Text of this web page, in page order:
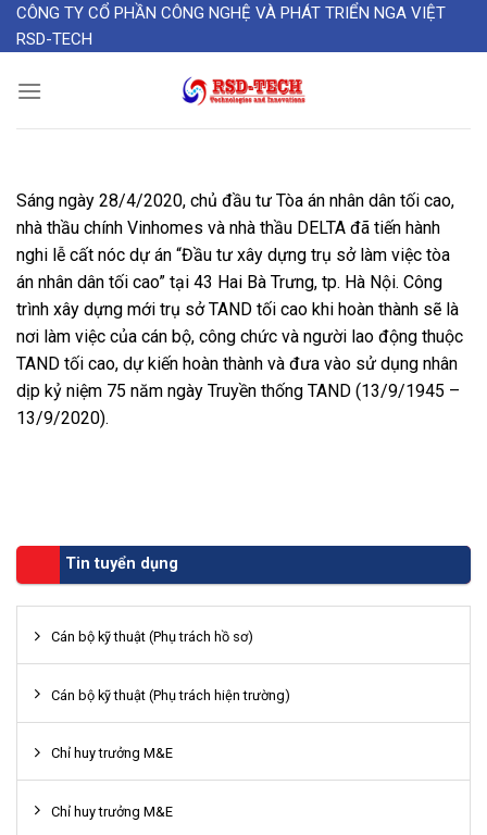
Skip
CÔNG TY CỔ PHẦN CÔNG NGHỆ VÀ PHÁT TRIỂN NGA VIỆT
RSD-TECH
Sáng ngày 28/4/2020, chủ đầu tư Tòa án nhân dân tối cao,
nhà thầu chính Vinhomes và nhà thầu DELTA đã tiến hành
nghi lễ cất nóc dự án “Đầu tư xây dựng trụ sở làm việc tòa
án nhân dân tối cao” tại 43 Hai Bà Trưng, tp. Hà Nội. Công
trình xây dựng mới trụ sở TAND tối cao khi hoàn thành sẽ là
nơi làm việc của cán bộ, công chức và người lao động thuộc
TAND tối cao, dự kiến hoàn thành và đưa vào sử dụng nhân
dịp kỷ niệm 75 năm ngày Truyền thống TAND (13/9/1945 –
13/9/2020).
Tin tuyển dụng
Cán bộ kỹ thuật (Phụ trách hồ sơ)
Cán bộ kỹ thuật (Phụ trách hiện trường)
Chỉ huy trưởng M&E
Chỉ huy trưởng M&E